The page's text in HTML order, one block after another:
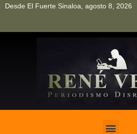
Desde El Fuerte Sinaloa, agosto 8, 2026